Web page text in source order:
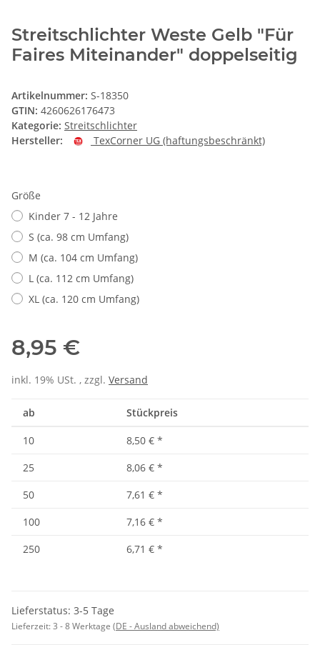
Streitschlichter Weste Gelb "Für
Faires Miteinander" doppelseitig
Artikelnummer: S-18350
GTIN: 4260626176473
Kategorie: Streitschlichter
Hersteller:
TexCorner UG (haftungsbeschränkt)
Größe
Kinder 7 - 12 Jahre
S (ca. 98 cm Umfang)
M (ca. 104 cm Umfang)
L (ca. 112 cm Umfang)
XL (ca. 120 cm Umfang)
8,95 €
inkl. 19% USt. , zzgl. Versand
ab Stückpreis
10 8,50 € *
25
8,06 € *
50
7,61 € *
100
7,16 € *
250
6,71 € *
Lieferstatus: 3-5 Tage
Lieferzeit:3 - 8 Werktage (DE - Ausland abweichend)